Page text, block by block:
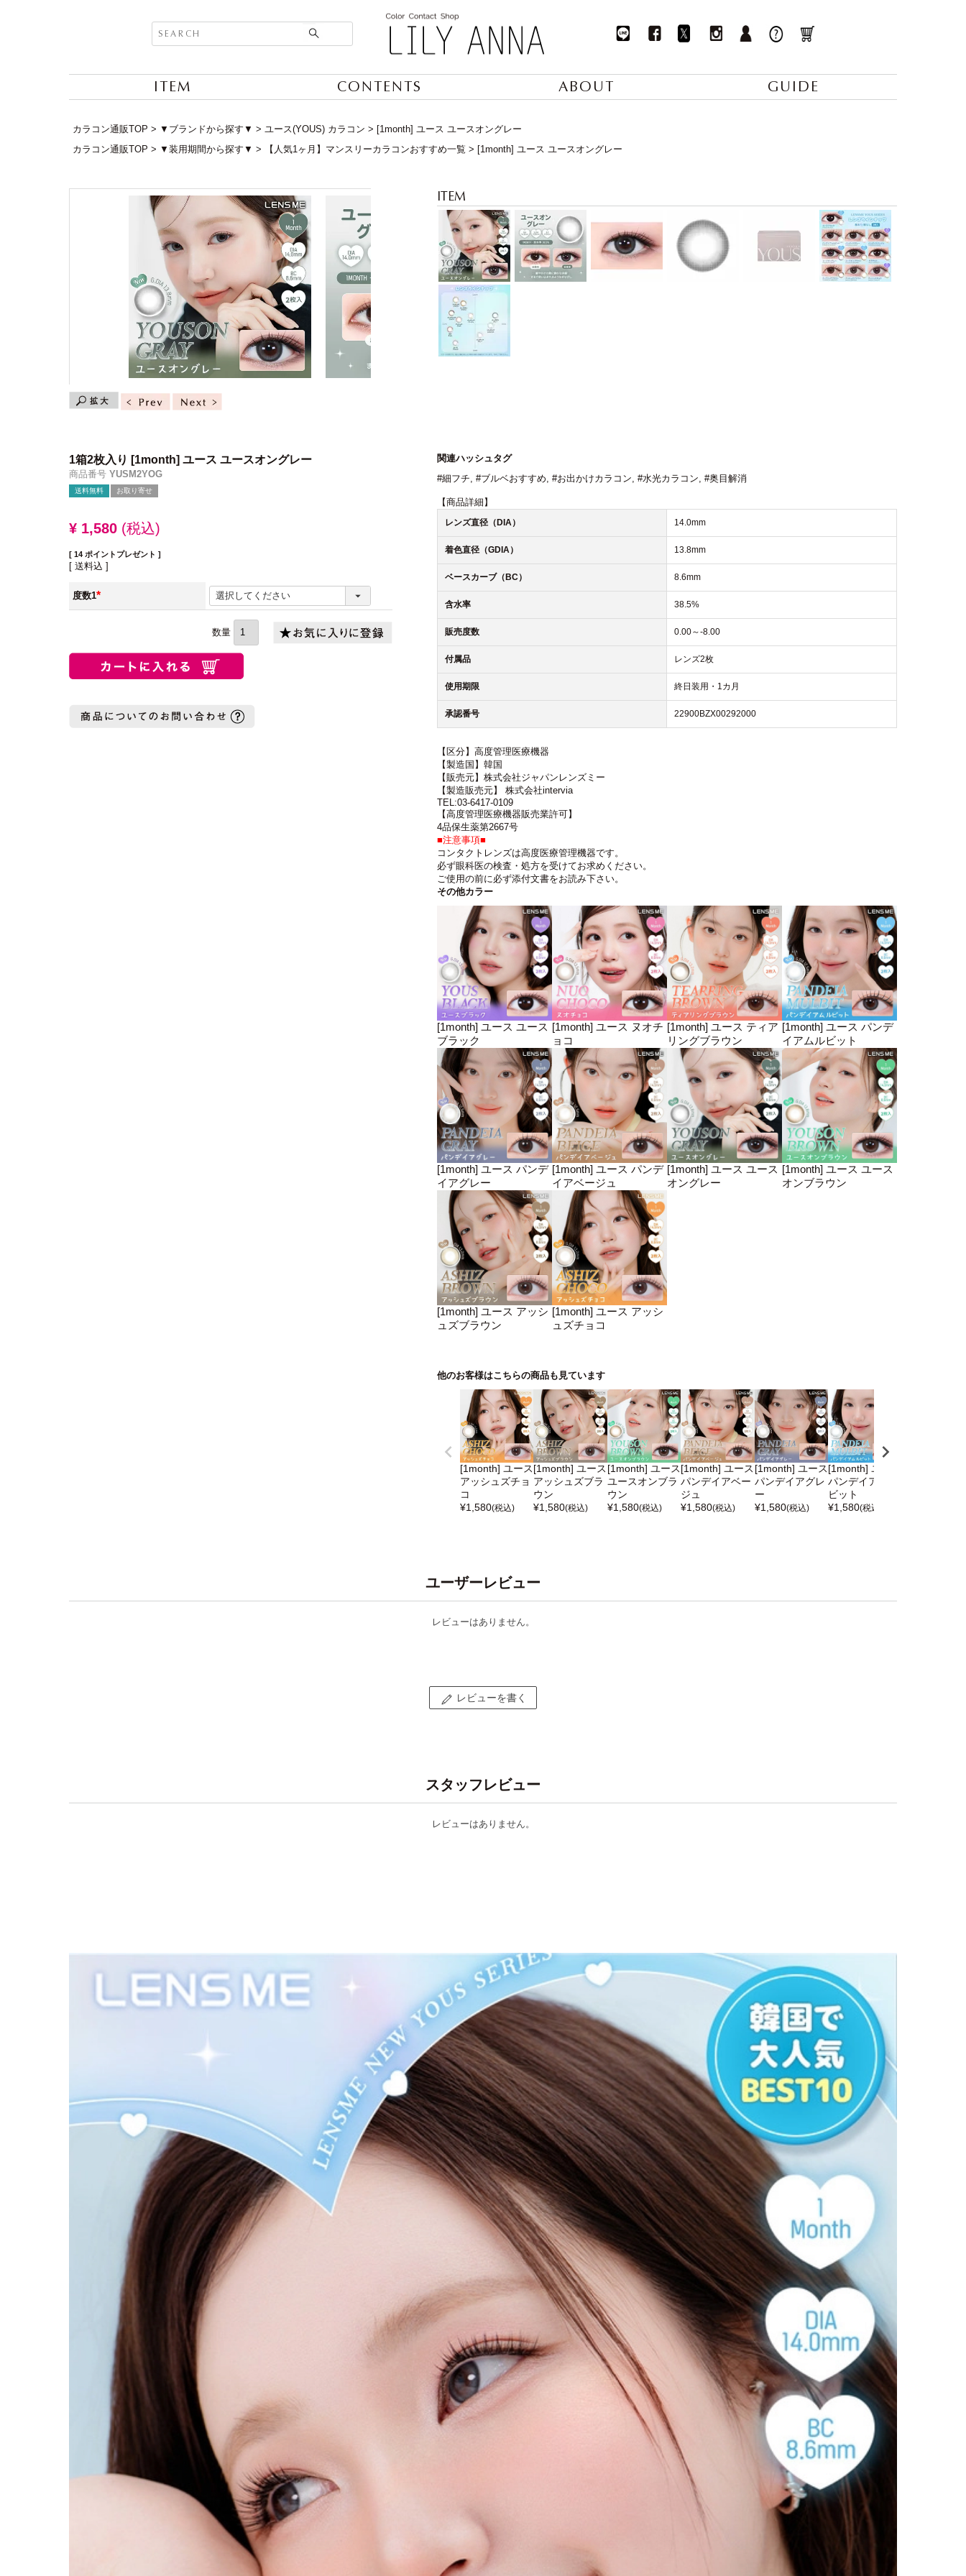
ITEM CONTENTS ABOUT GUIDE
カラコン通販TOP ▼ブランドから探す▼ ユース(YOUS) カラコン
[1month] ユース ユースオングレー
カラコン通販TOP
▼装用期間から探す▼ 【人気1ヶ月】マンスリーカラコンおすすめ一覧 [1month] ユース ユースオングレー
1箱2枚入り [1month] ユース ユースオングレー
商品番号 YUSM2YOG
送料無料 お取り寄せ
¥ 1,580 税込
[ 14 ポイントプレゼント ]
送料込
度数1
(必
関連ハッシュタグ
#細フチ, #ブルベおすすめ, #お出かけカラコン, #水光カラコン, #奥目解消
【商品詳細】
レンズ直径（DIA） 14.0mm
着色直径（GDIA） 13.8mm
ベースカーブ（BC） 8.6mm
含水率 38.5%
販売度数 0.00～-8.00
付属品 レンズ2枚
使用期限 終日装用・1カ月
承認番号 22900BZX00292000
【区分】高度管理医療機器
【製造国】韓国
【販売元】株式会社ジャパンレンズミー
【製造販売元】 株式会社intervia
TEL:03-6417-0109
【高度管理医療機器販売業許可】
4品保生薬第2667号
■注意事項■
コンタクトレンズは高度医療管理機器です。
必ず眼科医の検査・処方を受けてお求めください。
ご使用の前に必ず添付文書をお読み下さい。
その他カラー
[1month] ユース ユース
ブラック
[1month] ユース ヌオチ
ョコ
[1month] ユース ティア
リングブラウン
[1month] ユース パンデ
イアムルビット
[1month] ユース パンデ
イアグレー
[1month] ユース パンデ
イアベージュ
[1month] ユース ユース
オングレー
[1month] ユース ユース
オンブラウン
[1month] ユース アッシ
ュズブラウン
[1month] ユース アッシ
ュズチョコ
他のお客様はこちらの商品も見ています
[1month] ユース
アッシュズチョ
コ
¥1,580(税込)
[1month] ユース
アッシュズブラ
ウン
¥1,580(税込)
[1month] ユース
ユースオンブラ
ウン
¥1,580(税込)
[1month] ユース
パンデイアベー
ジュ
¥1,580(税込)
[1month] ユース
パンデイアグレ
ー
¥1,580(税込)
[1month] ユース
パンデイアムル
ビット
¥1,580(税込)
ユーザーレビュー
レビューはありません。
レビューを書く
スタッフレビュー
レビューはありません。